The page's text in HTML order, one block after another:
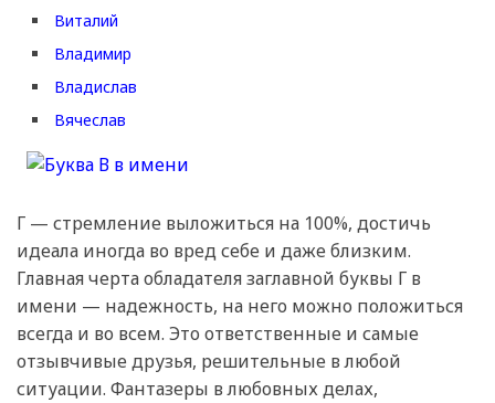
Виталий
Владимир
Владислав
Вячеслав
Г — стремление выложиться на 100%, достичь
идеала иногда во вред себе и даже близким.
Главная черта обладателя заглавной буквы Г в
имени — надежность, на него можно положиться
всегда и во всем. Это ответственные и самые
отзывчивые друзья, решительные в любой
ситуации. Фантазеры в любовных делах,